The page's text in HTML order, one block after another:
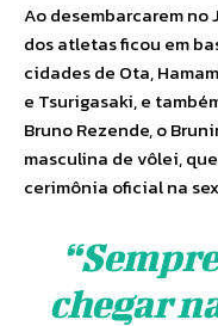
Ao desembarcarem
dos atletas ficou em
cidades de Ota,
e Tsurigasaki, e
Bruno Rezende, o
masculina de vôlei,
cerimônia oficial na
chegar